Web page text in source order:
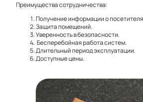
Преимущества сотрудничества:
Получение информации о
Защита помещений.
Уверенность в безопасности.
Бесперебойная работа систем.
Длительный период эксплуатации.
Доступные цены.